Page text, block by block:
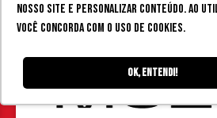
nosso site e personalizar conteúdo. Ao
você concorda com o uso de cookies.
Ok, entendi!